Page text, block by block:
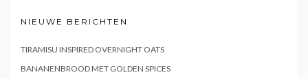
NIEUWE BERICHTEN
TIRAMISU INSPIRED OVERNIGHT OATS
BANANENBROOD MET GOLDEN SPICES